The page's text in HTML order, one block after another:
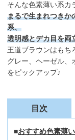
そんな色素薄い系カ
まるで生まれつきか
系、
透明感とデカ目を
王道ブラウンはもち
グレー、ヘーゼル、
をピックアップ♪
目次
おすすめ色素薄